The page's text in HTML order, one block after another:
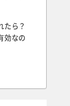
たら？
効なの